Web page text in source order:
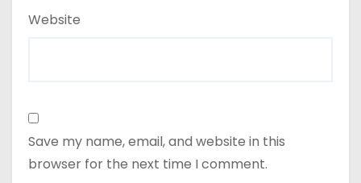
Website
Save my name, email, and website in this
browser for the next time I comment.